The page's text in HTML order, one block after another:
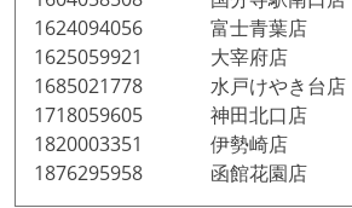
1624094056 富士青葉店
1625059921 大宰府店
1685021778 水戸けやき台店
1718059605 神田北口店
1820003351 伊勢崎店
1876295958 函館花園店